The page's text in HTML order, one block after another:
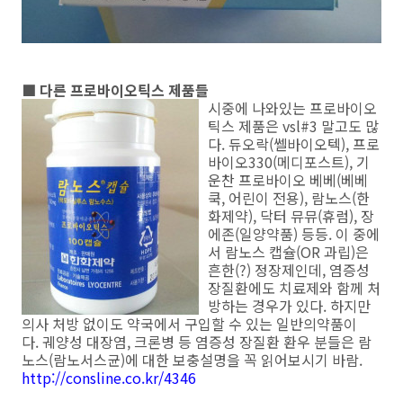
■ 다른 프로바이오틱스 제품들
시중에 나와있는 프로바이오
틱스 제품은 vsl#3 말고도 많
다. 듀오락(쎌바이오텍), 프로
바이오330(메디포스트), 기
운찬 프로바이오 베베(베베
쿡, 어린이 전용), 람노스(한
화제약), 닥터 뮤뮤(휴럼), 장
에존(일양약품) 등등. 이 중에
서 람노스 캡슐(OR 과립)은
흔한(?) 정장제인데, 염증성
장질환에도 치료제와 함께 처
방하는 경우가 있다. 하지만
의사 처방 없이도 약국에서 구입할 수 있는 일반의약품이
다. 궤양성 대장염, 크론병 등 염증성 장질환 환우 분들은 람
노스(람노서스균)에 대한 보충설명을 꼭 읽어보시기 바람.
http://consline.co.kr/4346